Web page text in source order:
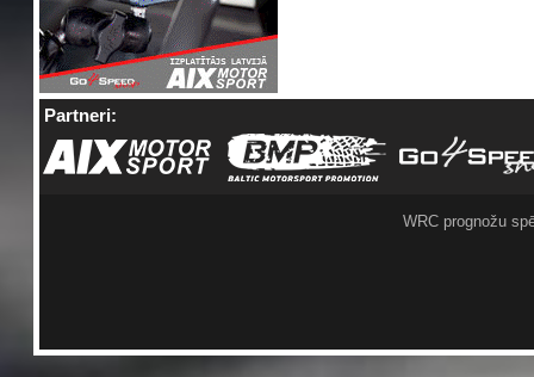
Partneri:
WRC prognožu